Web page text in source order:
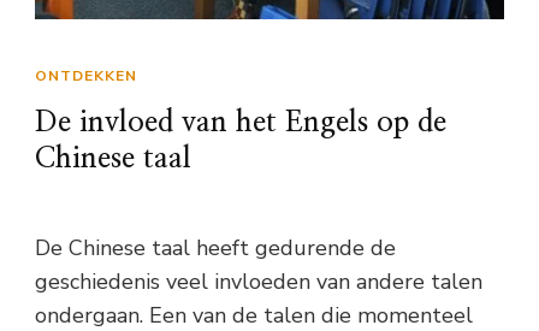
ONTDEKKEN
De invloed van het Engels op de
Chinese taal
De Chinese taal heeft gedurende de
geschiedenis veel invloeden van andere talen
ondergaan. Een van de talen die momenteel